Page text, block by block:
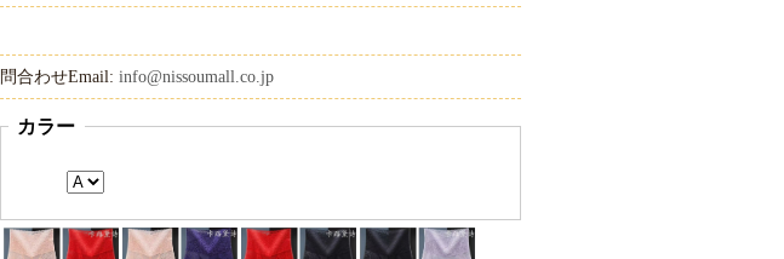
問合わせEmail: info@nissoumall.co.jp
カラー